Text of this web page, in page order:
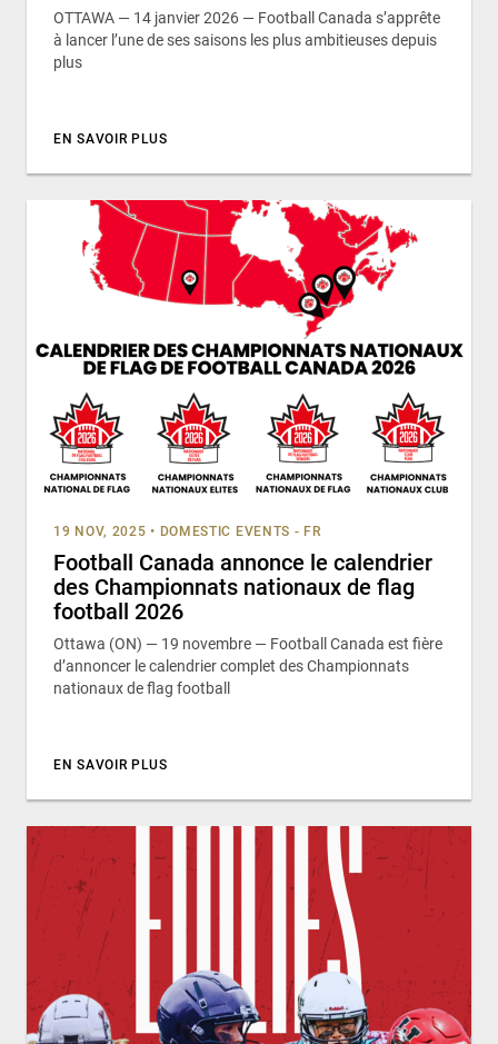
OTTAWA — 14 janvier 2026 — Football Canada s’apprête
à lancer l’une de ses saisons les plus ambitieuses depuis
plus
EN SAVOIR PLUS
19 NOV, 2025 • DOMESTIC EVENTS - FR
Football Canada annonce le calendrier
des Championnats nationaux de flag
football 2026
Ottawa (ON) — 19 novembre — Football Canada est fière
d’annoncer le calendrier complet des Championnats
nationaux de flag football
EN SAVOIR PLUS